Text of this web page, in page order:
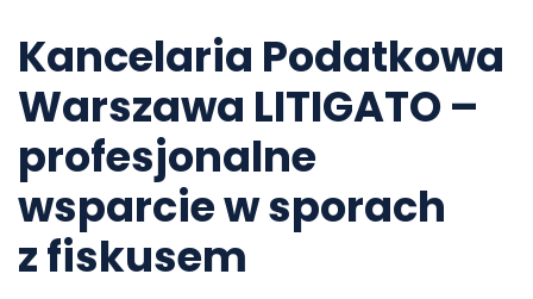
Kancelaria Podatkowa
Warszawa LITIGATO –
profesjonalne
wsparcie w sporach
z fiskusem